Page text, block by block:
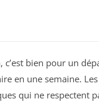
c’est bien pour un
en une semaine.
qui ne respectent